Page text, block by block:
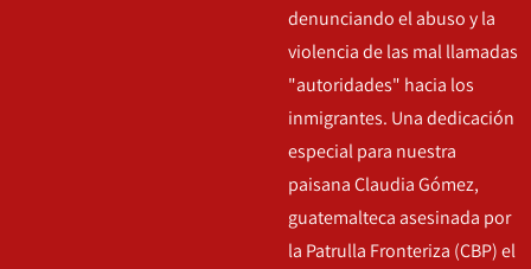
denunciando el abuso y la
violencia de las mal llamadas
"autoridades" hacia los
inmigrantes. Una dedicación
especial para nuestra
paisana Claudia Gómez,
guatemalteca asesinada por
la Patrulla Fronteriza (CBP) el